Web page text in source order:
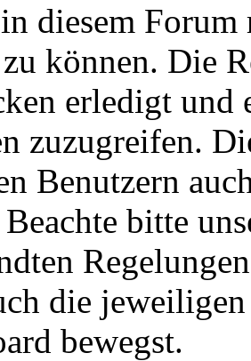
diesem
können. Die
erledigt und
zuzugreifen.
Benutzern
bitte
die
bewegst.